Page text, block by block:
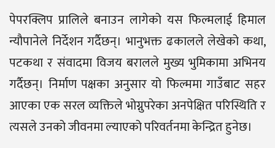
पेपरक्लिप प्रालिले बनाउन लागेको यस फिल्मलाई हिमाल
न्यौपानेले निर्देशन गर्दैछन्। भानुभक्त ढकालले लेखेको कथा,
पटकथा र संवादमा विजय बरालले मुख्य भुमिकामा अभिनय
गर्दैछन्। निर्माण पक्षका अनुसार यो फिल्ममा गाउँबाट सहर
आएका एक सरल व्यक्तिले भोग्नुपरेका अनपेक्षित परिस्थिति र
त्यसले उनको जीवनमा ल्याएको परिवर्तनमा केन्द्रित हुनेछ।